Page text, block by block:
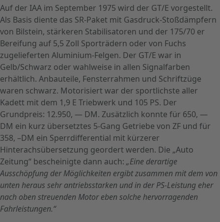
Auf der IAA im September 1975 wird der GT/E vorgestellt.
Als Basis diente das SR-Paket mit Gasdruck-Stoßdämpfern
von Bilstein, stärkeren Stabilisatoren und der 175/70 er
Bereifung auf 5,5 Zoll Sporträdern oder von Fuchs
zugelieferten Aluminium-Felgen. Der GT/E war in
Gelb/Schwarz oder wahlweise in allen Signalfarben
erhältlich. Anbauteile, Fensterrahmen und Schriftzüge
waren schwarz. Motorisiert war der sportlichste aller
Kadett mit dem 1,9 E Triebwerk und 105 PS. Der
Grundpreis: 12.950, — DM. Zusätzlich konnte für 650, —
DM ein kurz übersetztes 5-Gang Getriebe von ZF und für
358, –DM ein Sperrdifferential mit kürzerer
Hinterachsübersetzung geordert werden. Die „Auto
Zeitung“ bescheinigte dann auch: „Eine derartige
Ausschöpfung der Möglichkeiten ergibt zusammen mit dem von
unten heraus sehr antriebsstarken und in der PS-Leistung eher
nach oben streuenden Motor eben solche hervorragenden
Fahrleistungen.“